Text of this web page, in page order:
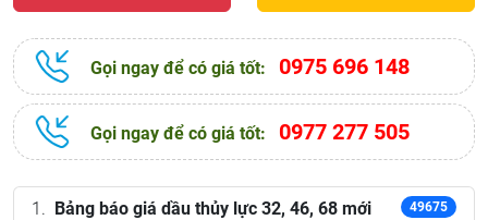
Gọi ngay để có giá tốt: 0975 696 148
Gọi ngay để có giá tốt: 0977 277 505
Bảng báo giá dầu thủy lực 32, 46, 68 mới
49675